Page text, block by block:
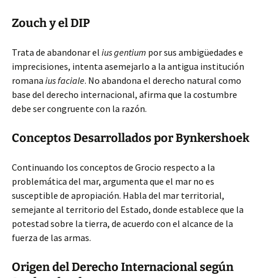
Zouch y el DIP
Trata de abandonar el ius gentium por sus ambigüedades e
imprecisiones, intenta asemejarlo a la antigua institución
romana ius faciale. No abandona el derecho natural como
base del derecho internacional, afirma que la costumbre
debe ser congruente con la razón.
Conceptos Desarrollados por Bynkershoek
Continuando los conceptos de Grocio respecto a la
problemática del mar, argumenta que el mar no es
susceptible de apropiación. Habla del mar territorial,
semejante al territorio del Estado, donde establece que la
potestad sobre la tierra, de acuerdo con el alcance de la
fuerza de las armas.
Origen del Derecho Internacional según